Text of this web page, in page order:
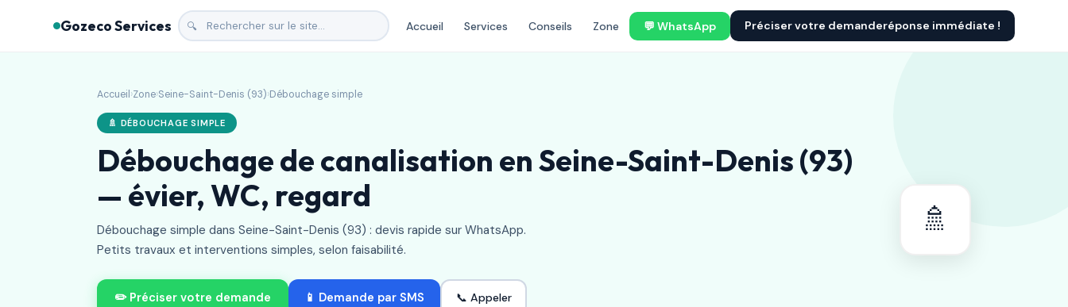
Gozeco Services 🔍 Accueil Services Conseils Zone 💬 WhatsApp Préciser votre demanderéponse immédiate !
Accueil ›Zone›Seine-Saint-Denis (93)›Débouchage simple
🚿 DÉBOUCHAGE SIMPLE
Débouchage de canalisation en Seine-Saint-Denis (93)
— évier, WC, regard
Débouchage simple dans Seine-Saint-Denis (93) : devis rapide sur WhatsApp.
Petits travaux et interventions simples, selon faisabilité.
✏️ Préciser votre demande 📱 Demande par SMS 📞 Appeler
🚿